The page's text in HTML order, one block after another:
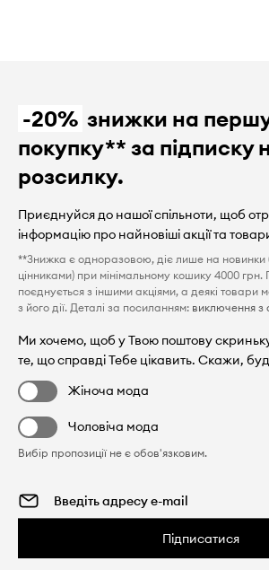
-20% знижки на
покупку** за підписку
розсилку.
Приєднуйся до нашої спільноти, щоб
інформацію про найновіші акції та
**Знижка є одноразовою, діє лише на новинки
цінниками) при мінімальному кошику 4000
поєднується з іншими акціями, а деякі товари
з його дії. Деталі за посиланням: виключення з
Ми хочемо, щоб у Твою поштову
те, що справді Тебе цікавить. Скажи,
Жіноча мода
Чоловіча мода
Вибір пропозиції не є обов'язковим.
Підписатися